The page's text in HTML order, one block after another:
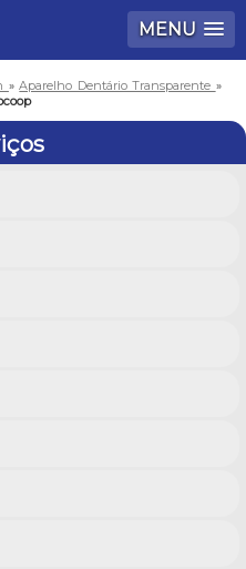
MENU
»Aparelho Dentário Transparente »